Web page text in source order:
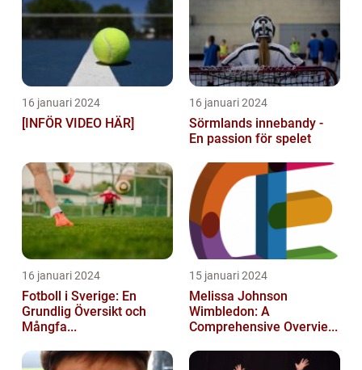
16 januari 2024
[INFÖR VIDEO HÄR]
16 januari 2024
Sörmlands innebandy -
En passion för spelet
16 januari 2024
Fotboll i Sverige: En
Grundlig Översikt och
Mångfa...
15 januari 2024
Melissa Johnson
Wimbledon: A
Comprehensive Overvie...